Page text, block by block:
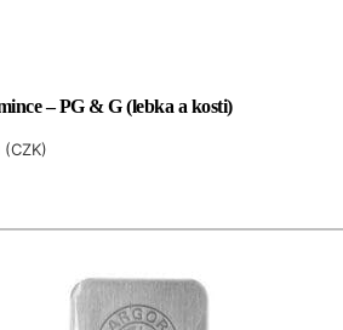
– PG & G (lebka a kosti)
(CZK)